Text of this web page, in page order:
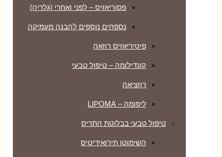
פסוריאזיס – לפני ואחרי (גלריה)
נספחים נוספים להבנה מעמיקה
פיטיריאזיס רוזאה
קונדילומה – טיפול טבעי
רוזציאה
ליפומה – LIPOMA
טיפול טבעי בבלוטת התריס
השימוטו תירואידיטיס